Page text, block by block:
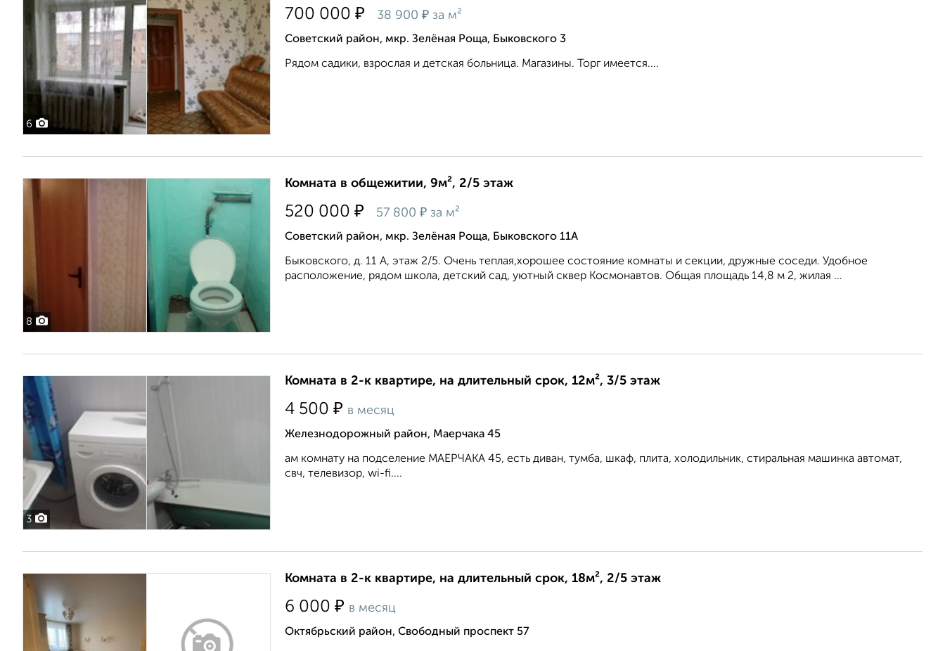
6
700 000 ₽ 38 900 ₽ за м²
Советский район, мкр. Зелёная Роща, Быковского 3
Рядом садики, взрослая и детская больница. Магазины. Торг имеется....
8
Комната в общежитии, 9м², 2/5 этаж
520 000 ₽ 57 800 ₽ за м²
Советский район, мкр. Зелёная Роща, Быковского 11А
Быковского, д. 11 А, этаж 2/5. Очень теплая,хорошее состояние комнаты и секции, дружные соседи. Удобное
расположение, рядом школа, детский сад, уютный сквер Космонавтов. Общая площадь 14,8 м 2, жилая ...
3
Комната в 2-к квартире, на длительный срок, 12м², 3/5 этаж
4 500 ₽ в месяц
Железнодорожный район, Маерчака 45
ам комнату на подселение МАЕРЧАКА 45, есть диван, тумба, шкаф, плита, холодильник, стиральная машинка автомат,
свч, телевизор, wi-fi....
Комната в 2-к квартире, на длительный срок, 18м², 2/5 этаж
6 000 ₽ в месяц
Октябрьский район, Свободный проспект 57